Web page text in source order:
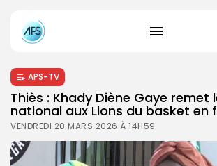
APS-TV
Thiès : Khady Diène Gaye remet
national aux Lions du basket en
VENDREDI 20 MARS 2026 À 14H59